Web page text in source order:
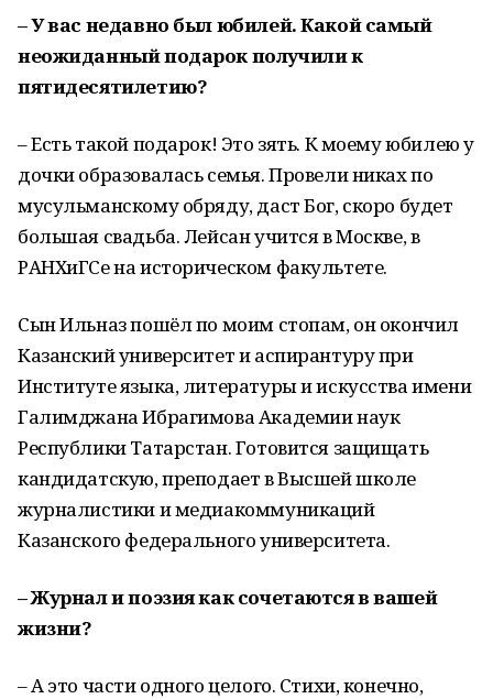
– У вас недавно был юбилей. Какой самый
неожиданный подарок получили к
пятидесятилетию?
– Есть такой подарок! Это зять. К моему юбилею у
дочки образовалась семья. Провели никах по
мусульманскому обряду, даст Бог, скоро будет
большая свадьба. Лейсан учится в Москве, в
РАНХиГСе на историческом факультете.
Сын Ильназ пошёл по моим стопам, он окончил
Казанский университет и аспирантуру при
Институте языка, литературы и искусства имени
Галимджана Ибрагимова Академии наук
Республики Татарстан. Готовится защищать
кандидатскую, преподает в Высшей школе
журналистики и медиакоммуникаций
Казанского федерального университета.
– Журнал и поэзия как сочетаются в вашей
жизни?
– А это части одного целого. Стихи, конечно,